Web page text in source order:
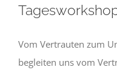
Vom Vertrauten zum
begleiten uns vom